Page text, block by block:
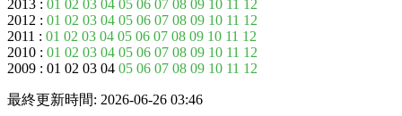
2013 : 01 02 03 04 05 06 07 08 09 10 11 12
2012 : 01 02 03 04 05 06 07 08 09 10 11 12
2011 : 01 02 03 04 05 06 07 08 09 10 11 12
2010 : 01 02 03 04 05 06 07 08 09 10 11 12
2009 : 01 02 03 04 05 06 07 08 09 10 11 12
最終更新時間: 2026-06-26 03:46